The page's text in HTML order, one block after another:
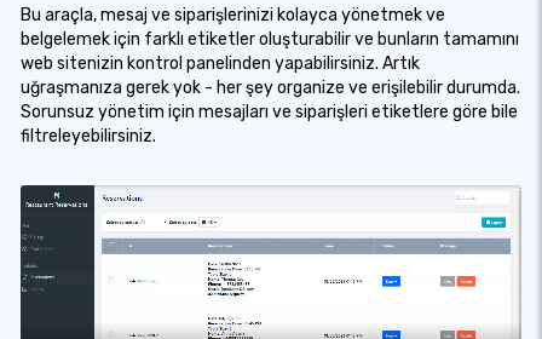
Bu araçla, mesaj ve siparişlerinizi kolayca yönetmek ve
belgelemek için farklı etiketler oluşturabilir ve bunların tamamını
web sitenizin kontrol panelinden yapabilirsiniz. Artık
uğraşmanıza gerek yok - her şey organize ve erişilebilir durumda.
Sorunsuz yönetim için mesajları ve siparişleri etiketlere göre bile
filtreleyebilirsiniz.